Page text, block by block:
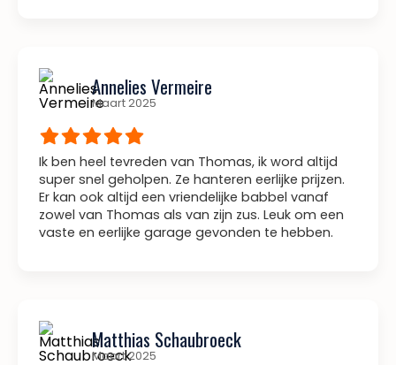
Annelies Vermeire
Maart 2025
Ik ben heel tevreden van Thomas, ik word altijd
super snel geholpen. Ze hanteren eerlijke prijzen.
Er kan ook altijd een vriendelijke babbel vanaf
zowel van Thomas als van zijn zus. Leuk om een
vaste en eerlijke garage gevonden te hebben.
Matthias Schaubroeck
Maart 2025